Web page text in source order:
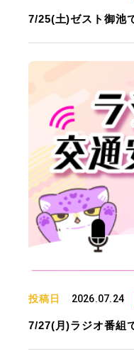
7/25(土)ゼスト御池
投稿日 2026.07.24
7/27(月)ラジオ番組